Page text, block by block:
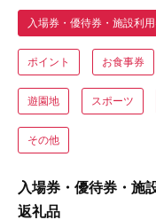
入場券・優待券・施設利
ポイント お食事券
遊園地 スポーツ
その他
入場券・優待券・施
返礼品